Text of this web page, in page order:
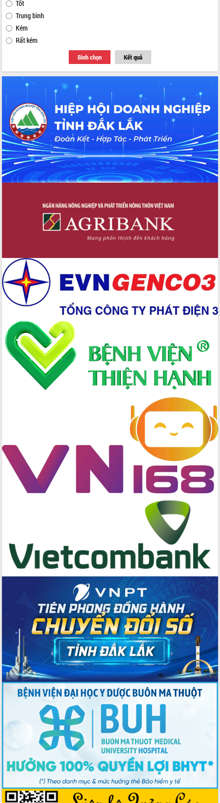
Tốt
Trung bình
Kém
Rất kém
Bình chọn Kết quả